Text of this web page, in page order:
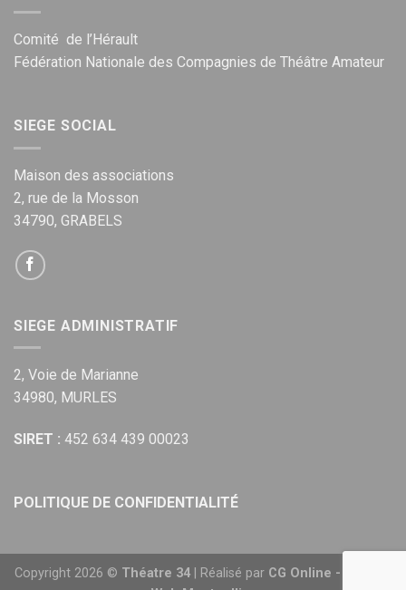
Comité de l’Hérault
Fédération Nationale des Compagnies de Théâtre Amateur
SIEGE SOCIAL
Maison des associations
2, rue de la Mosson
34790, GRABELS
SIEGE ADMINISTRATIF
2, Voie de Marianne
34980, MURLES
SIRET : 452 634 439 00023
POLITIQUE DE CONFIDENTIALITÉ
Copyright 2026 © Théatre 34| Réalisé par CG Online - Agence